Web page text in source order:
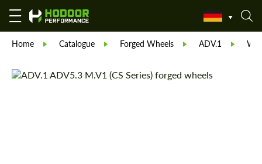
Home Catalogue Forged Wheels ADV.1